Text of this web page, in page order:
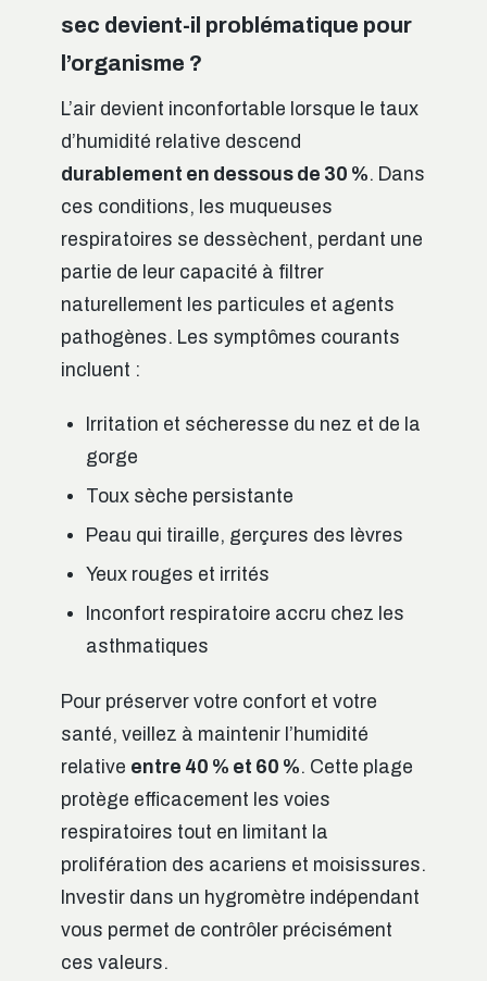
sec devient-il problématique pour
l’organisme ?
L’air devient inconfortable lorsque le taux
d’humidité relative descend
durablement en dessous de 30 %. Dans
ces conditions, les muqueuses
respiratoires se dessèchent, perdant une
partie de leur capacité à filtrer
naturellement les particules et agents
pathogènes. Les symptômes courants
incluent :
Irritation et sécheresse du nez et de la
gorge
Toux sèche persistante
Peau qui tiraille, gerçures des lèvres
Yeux rouges et irrités
Inconfort respiratoire accru chez les
asthmatiques
Pour préserver votre confort et votre
santé, veillez à maintenir l’humidité
relative entre 40 % et 60 %. Cette plage
protège efficacement les voies
respiratoires tout en limitant la
prolifération des acariens et moisissures.
Investir dans un hygromètre indépendant
vous permet de contrôler précisément
ces valeurs.